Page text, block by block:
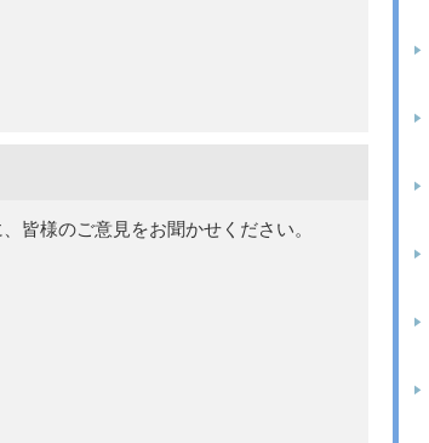
皆様のご意見をお聞かせください。